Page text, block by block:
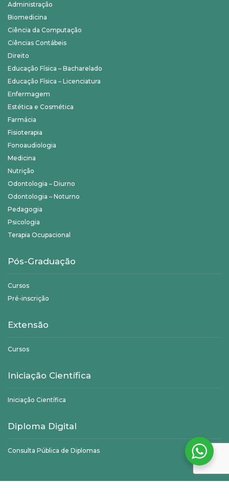
Administração
Biomedicina
Ciência da Computação
Ciências Contábeis
Direito
Educação Física – Bacharelado
Educação Física – Licenciatura
Enfermagem
Estética e Cosmética
Farmácia
Fisioterapia
Fonoaudiologia
Medicina
Nutrição
Odontologia – Diurno
Odontologia – Noturno
Pedagogia
Psicologia
Terapia Ocupacional
Pós-Graduação
Cursos
Pré-inscrição
Extensão
Cursos
Iniciação Científica
Iniciação Científica
Diploma Digital
Consulta Pública de Diplomas